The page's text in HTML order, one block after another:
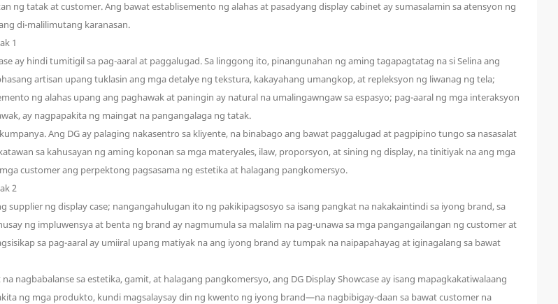
ng tatak at customer. Ang bawat establisemento ng alahas at pasadyang display cabinet ay sumasalamin sa atensyon ng
di-malilimutang karanasan.
ay hindi tumitigil sa pag-aaral at paggalugad. Sa linggong ito, pinangunahan ng aming tagapagtatag na si Selina ang
artisan upang tuklasin ang mga detalye ng tekstura, kakayahang umangkop, at repleksyon ng liwanag ng tela;
ng alahas upang ang paghawak at paningin ay natural na umalingawngaw sa espasyo; pag-aaral ng mga interaksyon
ay nagpapakita ng maingat na pangangalaga ng tatak.
Ang DG ay palaging nakasentro sa kliyente, na binabago ang bawat paggalugad at pagpipino tungo sa nasasalat
sa kahusayan ng aming koponan sa mga materyales, ilaw, proporsyon, at sining ng display, na tinitiyak na ang mga
customer ang perpektong pagsasama ng estetika at halagang pangkomersyo.
supplier ng display case; nangangahulugan ito ng pakikipagsosyo sa isang pangkat na nakakaintindi sa iyong brand, sa
ng impluwensya at benta ng brand ay nagmumula sa malalim na pag-unawa sa mga pangangailangan ng customer at
sa pag-aaral ay umiiral upang matiyak na ang iyong brand ay tumpak na naipapahayag at iginagalang sa bawat
nagbabalanse sa estetika, gamit, at halagang pangkomersyo, ang DG Display Showcase ay isang mapagkakatiwalaang
ng mga produkto, kundi magsalaysay din ng kwento ng iyong brand—na nagbibigay-daan sa bawat customer na